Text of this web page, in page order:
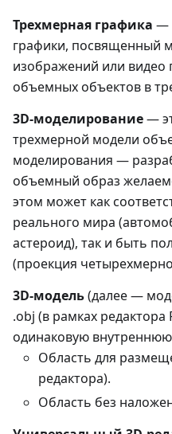
Трехмерная графика —
графики, посвященный
изображений или видео
объемных объектов в
3D-моделирование—
трехмерной модели
моделирования —
объемный образ
этом может как
реального мира
астероид), так и быть
(проекция
3D-модель(далее —
.obj (в рамках
одинаковую внутреннюю
Область для
редактора).
Область без